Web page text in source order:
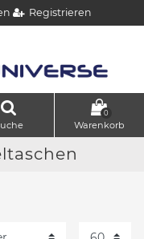
Registrieren
0
Warenkorb